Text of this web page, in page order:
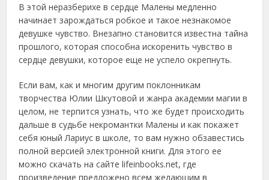
В этой неразберихе в сердце Малены медленно
начинает зарождаться робкое и такое незнакомое
девушке чувство. Внезапно становится известна тайна
прошлого, которая способна искоренить чувство в
сердце девушки, которое еще не успело окрепнуть.
Если вам, как и многим другим поклонникам
творчества Юлии Шкутовой и жанра академии магии в
целом, не терпится узнать, что же будет происходить
дальше в судьбе некромантки Малены и как покажет
себя юный Лариус в школе, то вам нужно обзавестись
полной версией электронной книги. Для этого ее
можно скачать на сайте lifeinbooks.net, где
произведение предложено всем желающим в